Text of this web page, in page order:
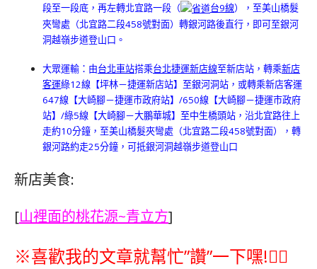
段至一段底，再左轉北宜路一段（
台9線），至美山橋髮
夾彎處（北宜路二段458號對面）轉銀河路後直行，即可至銀河
洞越嶺步道登山口 。
大眾運輸：由台北車站搭乘台北捷運新店線至新店站，轉乘新店
客運綠12線【坪林－捷運新店站】至銀河洞站，或轉乘新店客運
647線【大崎腳－捷運市政府站】/650線【大崎腳－捷運市政府
站】/綠5線【大崎腳－大鵬華城】至中生橋頭站，沿北宜路往上
走約10分鐘，至美山橋髮夾彎處（北宜路二段458號對面），轉
銀河路約走25分鐘，可抵銀河洞越嶺步道登山口
新店美食:
[山裡面的桃花源~青立方]
※喜歡我的文章就幫忙”讚”一下嘿!👇🏽